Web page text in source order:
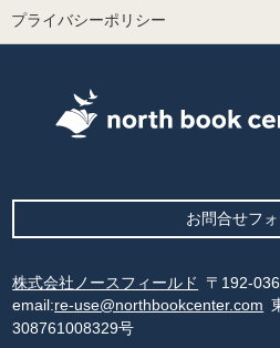
プライバシーポリシー
お問合せフ
株式会社ノースフィールド
〒192-
email:re-use@northbookcenter.com
308761008329号